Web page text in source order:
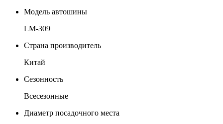
Модель автошины
LM-309
Страна производитель
Китай
Сезонность
Всесезонные
Диаметр посадочного места